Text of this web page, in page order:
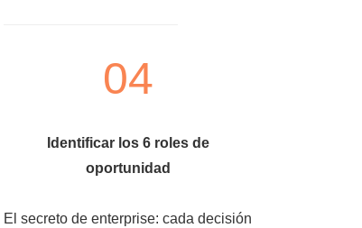
04
Identificar los 6 roles de
oportunidad
El secreto de enterprise: cada decisión